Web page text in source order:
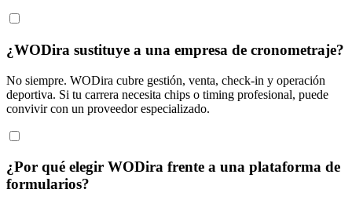
¿WODira sustituye a una empresa de cronometraje?
No siempre. WODira cubre gestión, venta, check-in y operación
deportiva. Si tu carrera necesita chips o timing profesional, puede
convivir con un proveedor especializado.
¿Por qué elegir WODira frente a una plataforma de
formularios?